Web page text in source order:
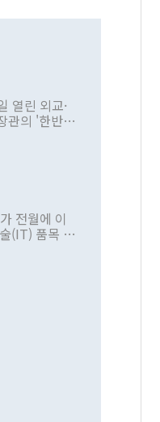
열린 외교·
관의 '한반도
겠다고 공
안 정 장
통령과 유
이다. 정 장
아지고 있
는 것은
했다. 하
전월에 이
(IT) 품목 수
억8000만
IT 품목